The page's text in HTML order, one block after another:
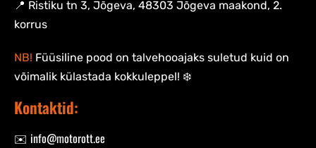
📍 Ristiku tn 3, Jõgeva, 48303 Jõgeva maakond, 2.
korrus
NB! Füüsiline pood on talvehooajaks suletud kuid on
võimalik külastada kokkuleppel! ❄️
Kontaktid:
✉️ info@motorott.ee